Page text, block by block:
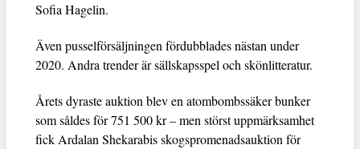
Sofia Hagelin.
Även pusselförsäljningen fördubblades nästan under
2020. Andra trender är sällskapsspel och skönlitteratur.
Årets dyraste auktion blev en atombombssäker bunker
som såldes för 751 500 kr – men störst uppmärksamhet
fick Ardalan Shekarabis skogspromenadsauktion för